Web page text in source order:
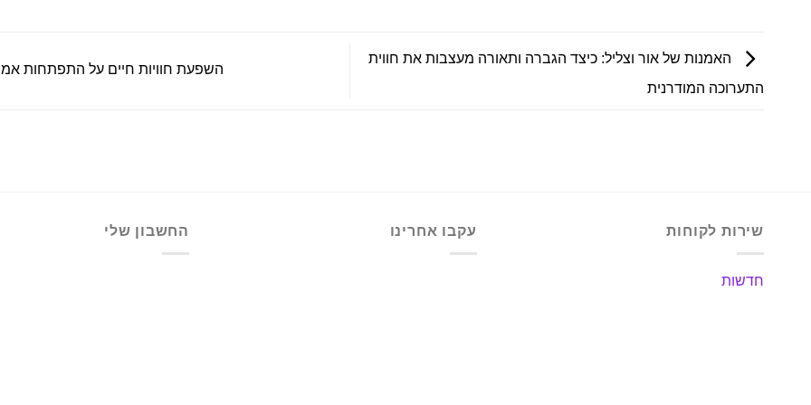
האמנות של אור וצליל: כיצד הגברה ותאורה מעצבות את חווית
התערוכה המודרנית
השפעת חוויות חיים על התפתחות
שירות לקוחות
חדשות
עקבו אחרינו החשבון שלי